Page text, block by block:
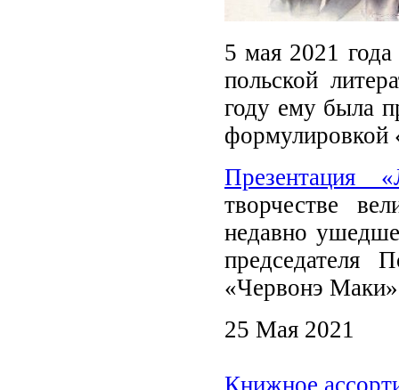
5 мая 2021
польской
году ему была
формулировкой
Презентация
творчестве
недавно
председателя
«Червонэ
25 Мая 2021
Книжное